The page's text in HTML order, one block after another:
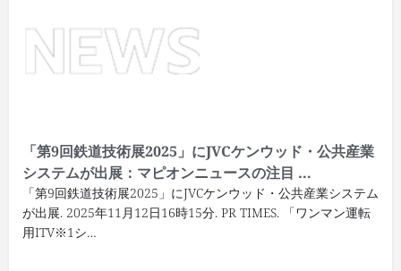
「第9回鉄道技術展2025」にJVCケンウッド・公共産業
システムが出展：マピオンニュースの注目 …
「第9回鉄道技術展2025」にJVCケンウッド・公共産業システム
が出展. 2025年11月12日16時15分. PR TIMES. 「ワンマン運転
用ITV※1シ…